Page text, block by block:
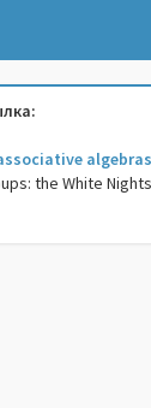
algebras
the White